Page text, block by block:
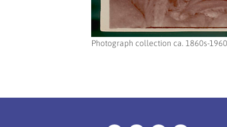
Photograph collection ca. 1860s-